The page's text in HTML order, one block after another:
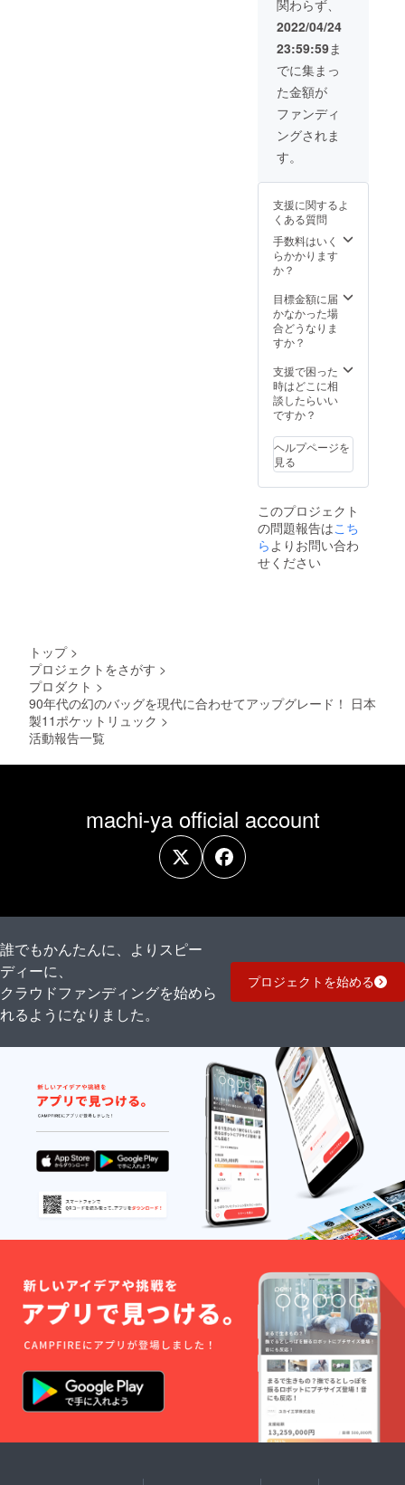
入漏
れ・誤
記入に
よる再
配達が
発生し
た場合
は、着
払とな
りま
番号」
「都道
府県」
「マン
ション
名・部
屋番
号」等
に、記
入漏れ
かご確
認お願
い致し
ます。
※お届け
先の記
記入に
よる再
配達が
は、着
払とな
りま
す。
がござ
いま
デザイ
ン・仕
様は変
更にな
る可能
性もご
ざいま
ださ
い。 ※
ご購入
の住所
入力の
際は
「都道
府県」
「マン
屋番
号」等
に、記
入漏れ
がない
かご確
認お願
い致し
※お届け
先の記
入漏
れ・誤
ルチ
オーガ
ナイ
ザー&オ
リジナ
ル巾着
袋付き
お申し
込み注
意点：
使用部
給状
況、製
造工程
上の都
荷時期
が遅れ
る場合
す。 ※
デザイ
ン・仕
様は変
る可能
性もご
ざいま
す。ご
ださ
い。 ※
ご購入
の住所
入力の
屋番
い致し
ます。
よる再
た場合
は、着
払とな
りま
● 販売
数量：1
個 ●カ
ラー：
セージ
グリー
ン ●お
届け予
定日：
2022年
申し込
発送 ●
限定
数：12
個 ●マ
ルチ
ナイ
ザー&オ
リジナ
ル巾着
お申し
込み注
意点：
※ご注文
使用部
材の供
給状
況、製
上の都
合等に
より出
荷時期
が遅れ
る可能
性もご
の住所
入力の
「マン
屋番
号」等
に、記
入漏れ
かご確
認お願
い致し
ます。
※お届け
先の記
入漏
れ・誤
記入に
よる再
配達が
発生し
た場合
は、着
す。
関わらず、
2022/04/24
23:59:59ま
でに集まっ
た金額が
ファンディ
ングされま
す。
支援に関するよ
くある質問
手数料はいく
らかかります
か？
目標金額に届
かなかった場
合どうなりま
すか？
支援で困った
時はどこに相
談したらいい
ですか？
ヘルプページを
見る
このプロジェクト
の問題報告はこち
ら よりお問い合わ
せください
トップ >
プロジェクトをさがす >
プロダクト >
90年代の幻のバッグを現代に合わせてアップグレード！ 日本
製11ポケットリュック >
活動報告一覧
machi-ya official account
誰でもかんたんに、よりスピー
ディーに、
クラウドファンディングを始めら
れるようになりました。
プロジェクトを始める